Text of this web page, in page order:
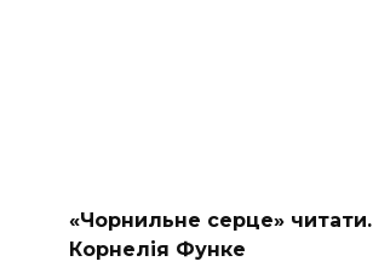
«Чорнильне серце» читати.
Корнелія Функе